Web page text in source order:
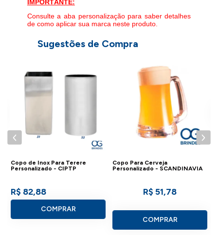
IMPORTANTE:
Consulte a aba personalização para saber detalhes
de como aplicar sua marca neste produto.
Sugestões de Compra
Copo de Inox Para Terere
Personalizado - CIPTP
R$ 82,88
COMPRAR
Copo Para Cerveja
Personalizado - SCANDINAVIA
R$ 51,78
COMPRAR